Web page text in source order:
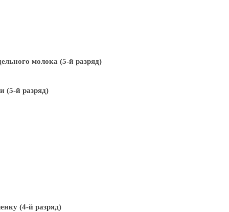
молока (5-й разряд)
(5-й разряд)
(4-й разряд)